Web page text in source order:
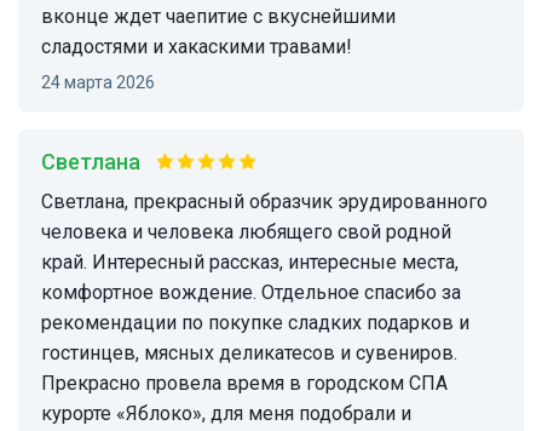
вконце ждет чаепитие с вкуснейшими
сладостями и хакаскими травами!
24 марта 2026
Светлана
Светлана, прекрасный образчик эрудированного
человека и человека любящего свой родной
край. Интересный рассказ, интересные места,
комфортное вождение. Отдельное спасибо за
рекомендации по покупке сладких подарков и
гостинцев, мясных деликатесов и сувениров.
Прекрасно провела время в городском СПА
курорте «Яблоко», для меня подобрали и